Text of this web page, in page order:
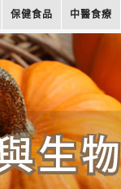
保健食品 中醫食療